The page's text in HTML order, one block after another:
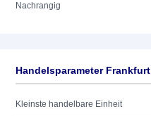
Nachrangig
Handelsparameter Frankfurt
Kleinste handelbare Einheit